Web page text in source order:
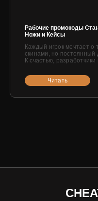
Рабочие промокоды
Ножи и Кейсы
Каждый игрок мечтает о
скинами, но постоянный
К счастью, разработчики
Читать